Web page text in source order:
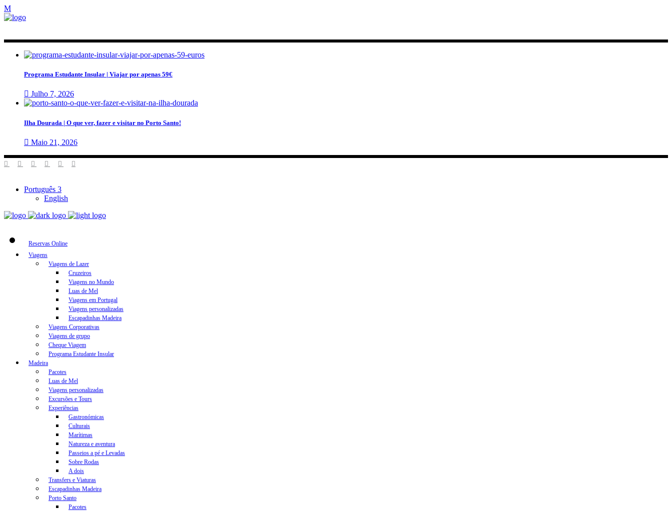
Programa Estudante Insular | Viajar por apenas 59€
Julho 7, 2026
Ilha Dourada | O que ver, fazer e visitar no Porto Santo!
Maio 21, 2026
Português
English
Reservas Online
Viagens
Viagens de Lazer
Cruzeiros
Viagens no Mundo
Luas de Mel
Viagens em Portugal
Viagens personalizadas
Escapadinhas Madeira
Viagens Corporativas
Viagens de grupo
Cheque Viagem
Programa Estudante Insular
Madeira
Pacotes
Luas de Mel
Viagens personalizadas
Excursões e Tours
Experiências
Gastronómicas
Culturais
Marítimas
Natureza e aventura
Passeios a pé e Levadas
Sobre Rodas
A dois
Transfers e Viaturas
Escapadinhas Madeira
Porto Santo
Pacotes